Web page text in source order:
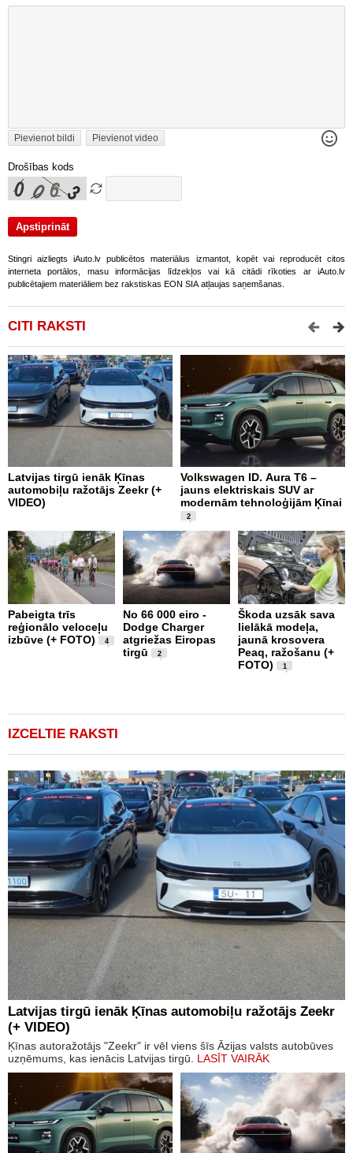
Pievienot bildi Pievienot video
Drošības kods
Stingri aizliegts iAuto.lv publicētos materiālus izmantot, kopēt vai reproducēt citos
interneta portālos, masu informācijas līdzekļos vai kā citādi rīkoties ar iAuto.lv
publicētajiem materiāliem bez rakstiskas EON SIA atļaujas saņemšanas.
CITI RAKSTI
Latvijas tirgū ienāk Ķīnas
automobiļu ražotājs Zeekr (+
VIDEO)
Volkswagen ID. Aura T6 –
jauns elektriskais SUV ar
modernām tehnoloģijām Ķīnai
2
Pabeigta trīs
reģionālo veloceļu
izbūve (+ FOTO)
4
No 66 000 eiro -
Dodge Charger
atgriežas Eiropas
tirgū
2
Škoda uzsāk sava
lielākā modeļa,
jaunā krosovera
Peaq, ražošanu (+
FOTO)
1
IZCELTIE RAKSTI
Latvijas tirgū ienāk Ķīnas automobiļu ražotājs Zeekr
(+ VIDEO)
Ķīnas autoražotājs "Zeekr" ir vēl viens šīs Āzijas valsts autobūves
uzņēmums, kas ienācis Latvijas tirgū. LASĪT VAIRĀK